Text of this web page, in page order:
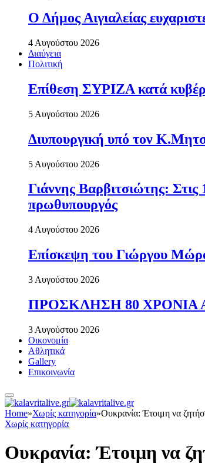
Ο Δήμος Αιγιαλείας
4 Αυγούστου 2026
Διαύγεια
Πολιτική
Επίθεση ΣΥΡΙΖΑ κατά
5 Αυγούστου 2026
Διυπουργική υπό τον
5 Αυγούστου 2026
Γιάννης Βαρβιτσιώτης:
πρωθυπουργός
4 Αυγούστου 2026
Επίσκεψη του Γιώργου
3 Αυγούστου 2026
ΠΡΟΣΚΛΗΣΗ 80 ΧΡΟΝΙΑ
3 Αυγούστου 2026
Οικονομία
Αθλητικά
Gallery
Επικοινωνία
Home»Χωρίς κατηγορία»Ουκρανία: Έτοιμη να
Χωρίς κατηγορία
Ουκρανία: Έτοιμη να